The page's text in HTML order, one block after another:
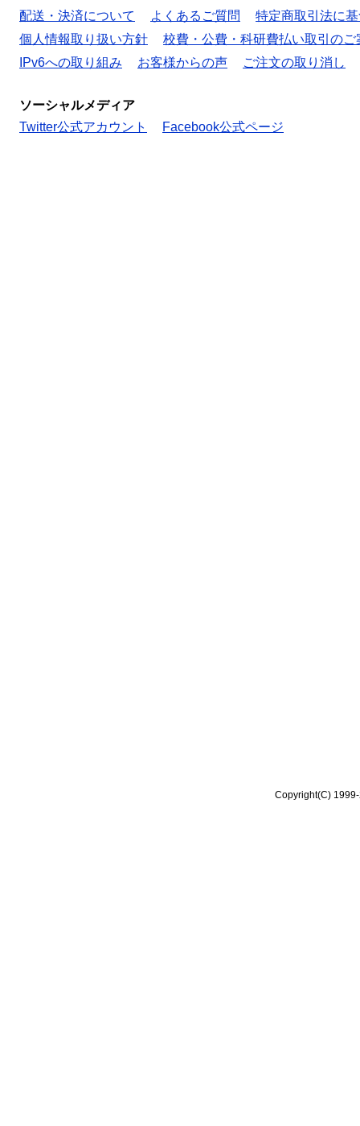
配送・決済について
よくあるご質問
特定商取引法に
個人情報取り扱い方針
校費・公費・科研費払い取引のご
IPv6への取り組み
お客様からの声 ご注文の取り消し
ソーシャルメディア
Twitter公式アカウント
Facebook公式ページ
Copyright(C)